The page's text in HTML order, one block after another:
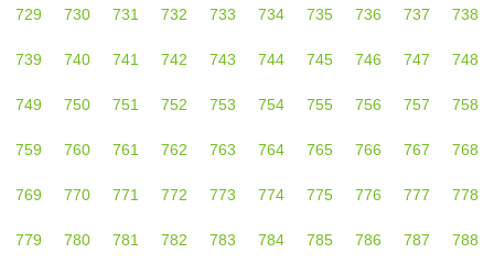
729 730 731 732 733 734 735 736 737 738
739 740 741 742 743 744 745 746 747 748
749 750 751 752 753 754 755 756 757 758
759 760 761 762 763 764 765 766 767 768
769 770 771 772 773 774 775 776 777 778
779 780 781 782 783 784 785 786 787 788